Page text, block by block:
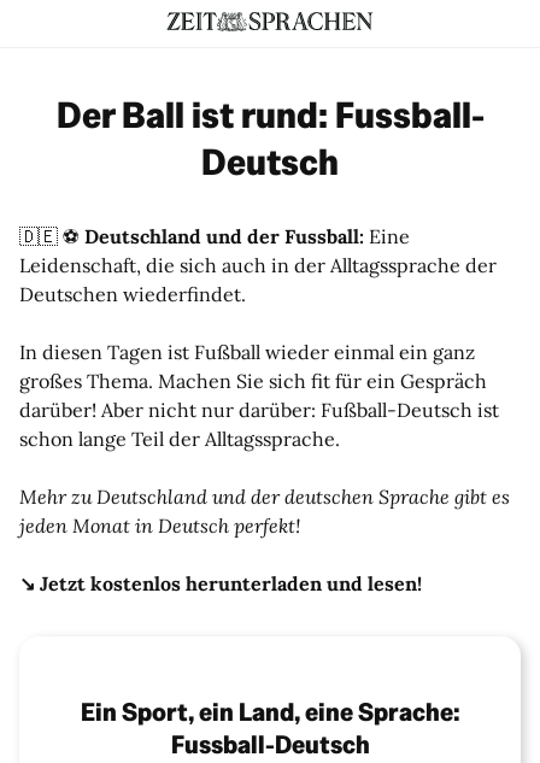
Der Ball ist rund: Fussball-
Deutsch
🇩🇪 ⚽️ Deutschland und der Fussball: Eine
Leidenschaft, die sich auch in der Alltagssprache der
Deutschen wiederfindet.
In diesen Tagen ist Fußball wieder einmal ein ganz
großes Thema. Machen Sie sich fit für ein Gespräch
darüber! Aber nicht nur darüber: Fußball-Deutsch ist
schon lange Teil der Alltagssprache.
Mehr zu Deutschland und der deutschen Sprache gibt es
jeden Monat in Deutsch perfekt!
↘️ Jetzt kostenlos herunterladen und lesen!
Ein Sport, ein Land, eine Sprache:
Fussball-Deutsch